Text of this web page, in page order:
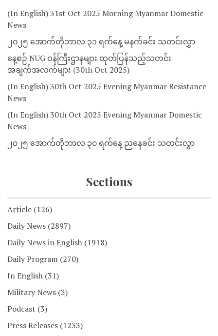
(In English) 31st Oct 2025 Morning Myanmar Domestic
News
၂၀၂၅ အောက်တိုဘာလ ၃၁ ရက်နေ့ မနက်ခင်း သတင်းလွှာ
နေ့စဉ် NUG ဝန်ကြီးဌာနများ ထုတ်ပြန်သည့်သတင်း
အချက်အလက်များ (30th Oct 2025)
(In English) 30th Oct 2025 Evening Myanmar Resistance
News
(In English) 30th Oct 2025 Evening Myanmar Domestic
News
၂၀၂၅ အောက်တိုဘာလ ၃၀ ရက်နေ့ ညနေခင်း သတင်းလွှာ
Sections
Article (126)
Daily News (2897)
Daily News in English (1918)
Daily Program (270)
In English (31)
Military News (3)
Podcast (3)
Press Releases (1233)